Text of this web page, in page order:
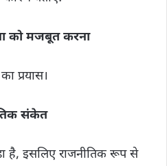
को मजबूत करना
प्रयास।
संकेत
है, इसलिए राजनीतिक रूप से